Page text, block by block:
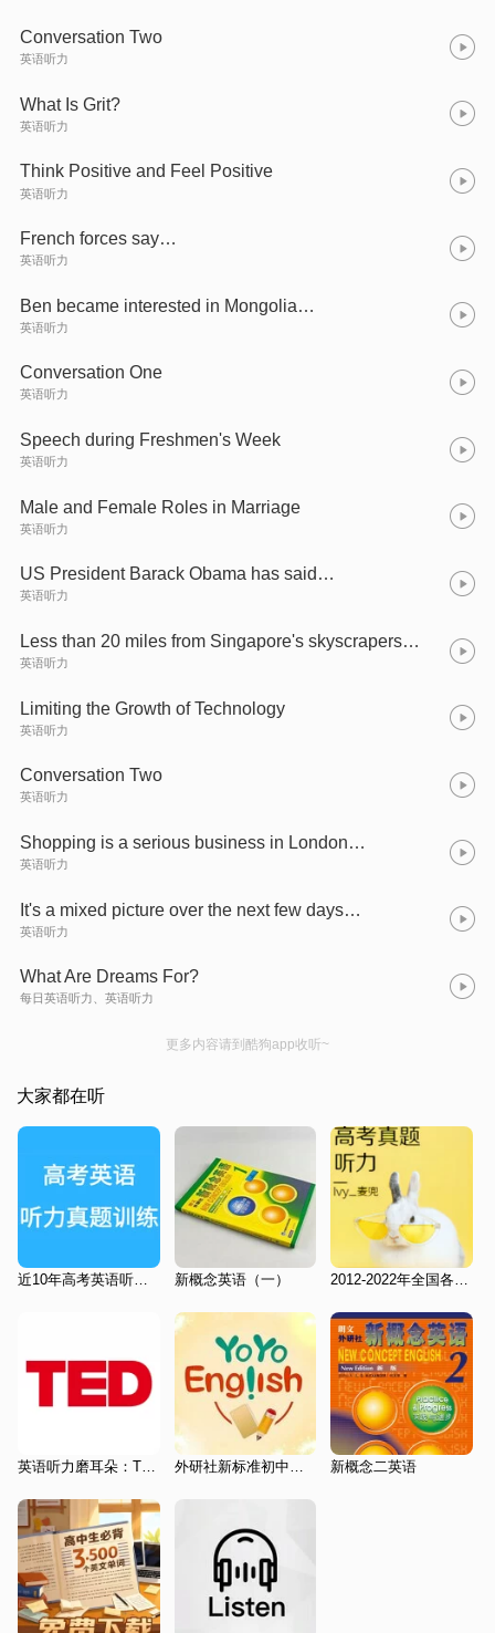
Conversation Two
英语听力
What Is Grit?
英语听力
Think Positive and Feel Positive
英语听力
French forces say…
英语听力
Ben became interested in Mongolia…
英语听力
Conversation One
英语听力
Speech during Freshmen's Week
英语听力
Male and Female Roles in Marriage
英语听力
US President Barack Obama has said…
英语听力
Less than 20 miles from Singapore's skyscrapers…
英语听力
Limiting the Growth of Technology
英语听力
Conversation Two
英语听力
Shopping is a serious business in London…
英语听力
It's a mixed picture over the next few days…
英语听力
What Are Dreams For?
每日英语听力、英语听力
更多内容请到酷狗app收听~
大家都在听
近10年高考英语听力真题音频（听力原文及答案版共97套） 新概念英语（一） 2012-2022年全国各省市高考试题听力
新概念二英语